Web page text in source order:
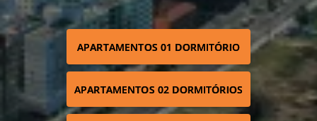
APARTAMENTOS 01 DORMITÓRIO
APARTAMENTOS 02 DORMITÓRIOS